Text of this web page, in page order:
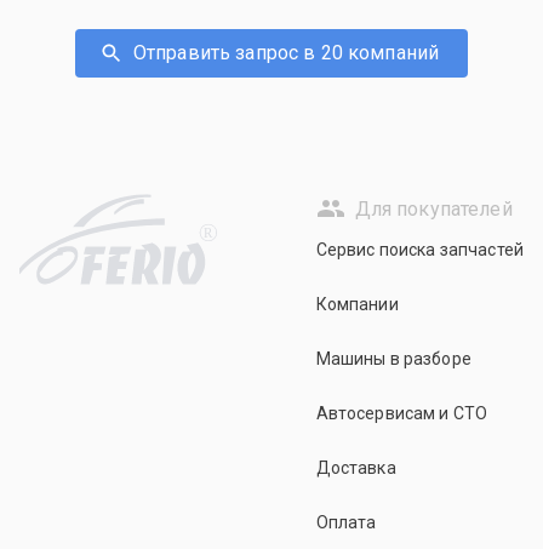
Отправить запрос в 20 компаний
R
Для покупателей
Сервис поиска запчастей
Компании
Машины в разборе
Автосервисам и СТО
Доставка
Оплата